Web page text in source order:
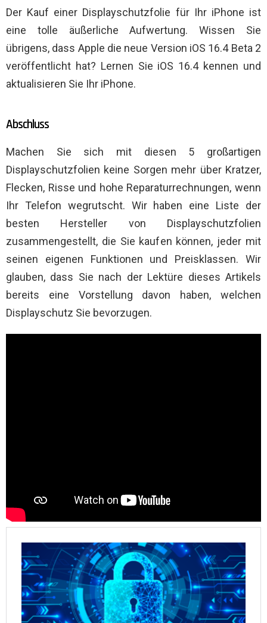
Der Kauf einer Displayschutzfolie für Ihr iPhone ist
eine tolle äußerliche Aufwertung. Wissen Sie
übrigens, dass Apple die neue Version iOS 16.4 Beta 2
veröffentlicht hat? Lernen Sie iOS 16.4 kennen und
aktualisieren Sie Ihr iPhone.
Abschluss
Machen Sie sich mit diesen 5 großartigen
Displayschutzfolien keine Sorgen mehr über Kratzer,
Flecken, Risse und hohe Reparaturrechnungen, wenn
Ihr Telefon wegrutscht. Wir haben eine Liste der
besten Hersteller von Displayschutzfolien
zusammengestellt, die Sie kaufen können, jeder mit
seinen eigenen Funktionen und Preisklassen. Wir
glauben, dass Sie nach der Lektüre dieses Artikels
bereits eine Vorstellung davon haben, welchen
Displayschutz Sie bevorzugen.